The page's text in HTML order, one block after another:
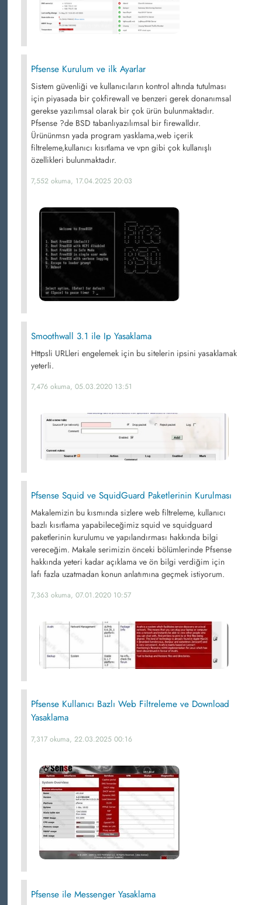
Pfsense Kurulum ve ilk Ayarlar
Sistem güvenliği ve kullanıcıların kontrol altında tutulması
için piyasada bir çokfirewall ve benzeri gerek donanımsal
gerekse yazılımsal olarak bir çok ürün bulunmaktadır.
Pfsense ?de BSD tabanlıyazılımsal bir firewalldır.
Ürününmsn yada program yasklama,web içerik
filtreleme,kullanıcı kısıtlama ve vpn gibi çok kullanışlı
özellikleri bulunmaktadır.
7,552 okuma, 17.04.2025 20:03
Smoothwall 3.1 ile Ip Yasaklama
Httpsli URLleri engelemek için bu sitelerin ipsini yasaklamak
yeterli.
7,476 okuma, 05.03.2020 13:51
Pfsense Squid ve SquidGuard Paketlerinin Kurulması
Makalemizin bu kısmında sizlere web filtreleme, kullanıcı
bazlı kısıtlama yapabileceğimiz squid ve squidguard
paketlerinin kurulumu ve yapılandırması hakkında bilgi
vereceğim. Makale serimizin önceki bölümlerinde Pfsense
hakkında yeteri kadar açıklama ve ön bilgi verdiğim için
lafı fazla uzatmadan konun anlatımına geçmek istiyorum.
7,363 okuma, 07.01.2020 10:57
Pfsense Kullanıcı Bazlı Web Filtreleme ve Download
Yasaklama
7,317 okuma, 22.03.2025 00:16
Pfsense ile Messenger Yasaklama